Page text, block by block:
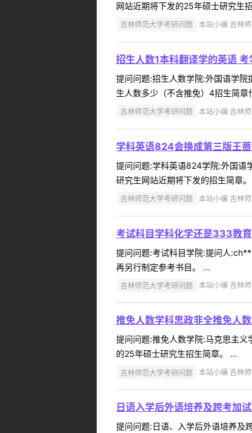
网站近期将下发的25年硕士研究生
吉林师范大学考研问题 本站小编 吉林
招生人数1本科翻译学的英语
提问问题:招生人数学院:外国语学
生人数多少（不含推免）4招生简
吉林师范大学考研问题 本站小编 吉林
学科英语824会换成第三版王
提问问题:学科英语824学院:外国
研究生网站近期将下发的招生简章
吉林师范大学考研问题 本站小编 吉林
考试科目学科化学还是333教
提问问题:考试科目学院:提问人
再另行制定参考书目。 ...
吉林师范大学考研问题 本站小编 吉林
推免人数学科思政非全推免人
提问问题:推免人数学院:马克思主
的25年硕士研究生招生简章。 ...
吉林师范大学考研问题 本站小编 吉林
日语入学后外语培养及跨考加
提问问题:日语、入学后外语培养